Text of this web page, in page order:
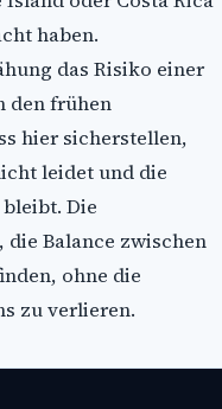
haben.
das Risiko einer
den frühen
hier sicherstellen,
leidet und die
Die
Balance zwischen
ohne die
zu verlieren.